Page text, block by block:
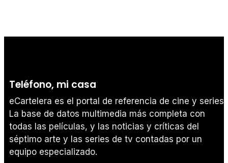
Teléfono, mi casa
eCartelera es el portal de referencia de cine y series.
La base de datos multimedia más completa con
todas las películas, y las noticias y críticas del
séptimo arte y las series de tv contadas por un
equipo especializado.